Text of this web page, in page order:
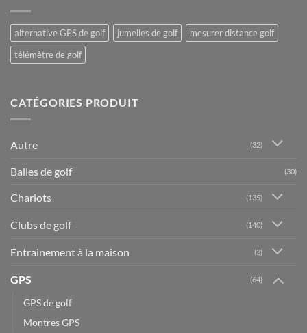
alternative GPS de golf jumelles de golf
mesurer distance golf
télémètre de golf
CATÉGORIES PRODUIT
Autre (32)
Balles de golf (30)
Chariots (135)
Clubs de golf (140)
Entrainement à la maison (3)
GPS (64)
GPS de golf
Montres GPS